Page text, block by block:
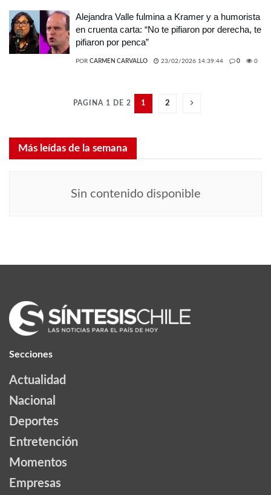
Alejandra Valle fulmina a Kramer y a humorista
en cruenta carta: “No te pifiaron por derecha, te
pifiaron por penca”
POR CARMEN CARVALLO 23/02/2026 14:39:44 0 0
PAGINA 1 DE 2 1 2
Más leídas de la semana
Sin contenido disponible
Secciones
Actualidad
Nacional
Deportes
Entretención
Momentos
Empresas